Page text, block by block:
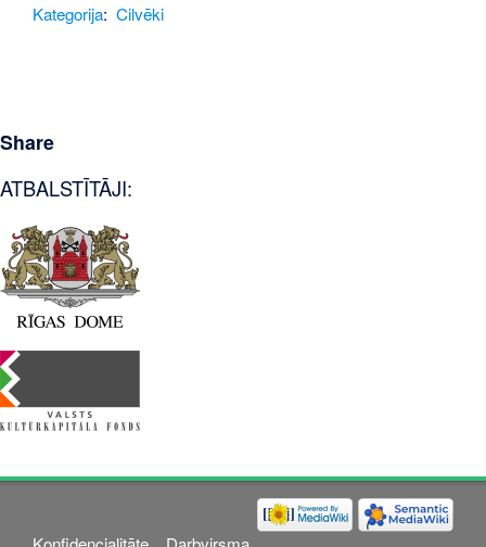
Kategorija: Cilvēki
Share
ATBALSTĪTĀJI: